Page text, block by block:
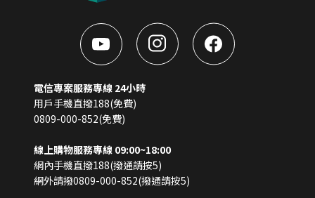
電信專案服務專線 24小時
用戶手機直撥188(免費)
0809-000-852(免費)
線上購物服務專線 09:00~18:00
網內手機直撥188(撥通請按5)
網外請撥0809-000-852(撥通請按5)